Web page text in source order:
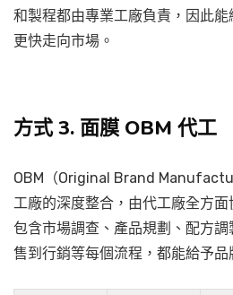
和製程都由專業工廠負責，因此
更快走向市場。
方式 3. 面膜 OBM 代工
OBM（Original Brand
工廠的深度整合，由代工廠全方面
包含市場調查、產品規劃、配方
售到行銷等每個流程，都能給予品